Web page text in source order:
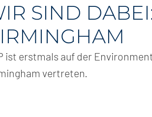
SIND
ist erstmals auf der
vertreten.